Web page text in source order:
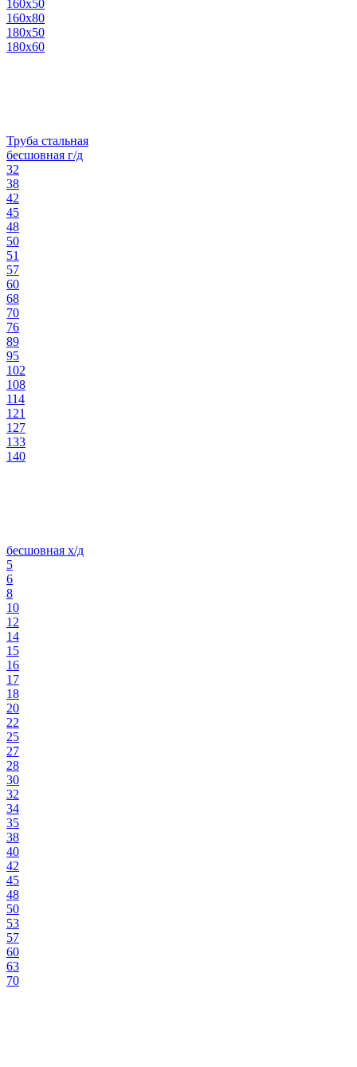
160х50
160х80
180х50
180х60
Труба стальная
бесшовная г/д
32
38
42
45
48
50
51
57
60
68
70
76
89
95
102
108
114
121
127
133
140
бесшовная х/д
5
6
8
10
12
14
15
16
17
18
20
22
25
27
28
30
32
34
35
38
40
42
45
48
50
53
57
60
63
70